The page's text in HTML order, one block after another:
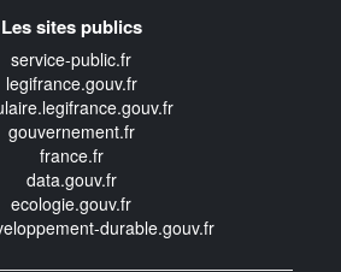
Les sites publics
service-public.fr
legifrance.gouv.fr
gouvernement.fr
france.fr
data.gouv.fr
ecologie.gouv.fr
durable.gouv.fr